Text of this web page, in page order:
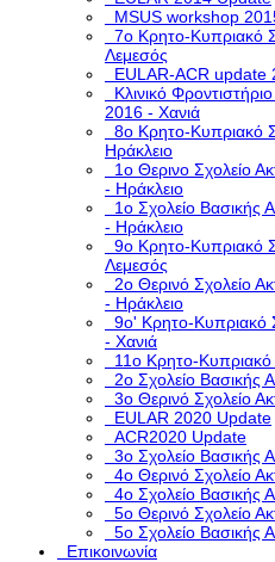
MSUS workshop
7ο Κρητο-Κυπριακό
Λεμεσός
EULAR-ACR update
Κλινικό
2016 - Χανιά
8ο Κρητο-Κυπριακό
Ηράκλειο
1ο Θερινο Σχολείο
- Ηράκλειο
1o Σχολείο Βασικής
- Ηράκλειο
9ο Κρητο-Κυπριακό
Λεμεσός
2ο Θερινό Σχολείο
- Ηράκλειο
9ο' Κρητο-Κυπριακό
- Χανιά
11ο Κρητο-Κυπριακό
2o Σχολείο Βασικής
3o Θερινό Σχολείο
EULAR 2020 Update
ACR2020 Update
3ο Σχολείο Βασικής
4ο Θερινό Σχολείο
4ο Σχολείο Βασικής
5o Θερινό Σχολείο
5ο Σχολείο Βασικής
Επικοινωνία